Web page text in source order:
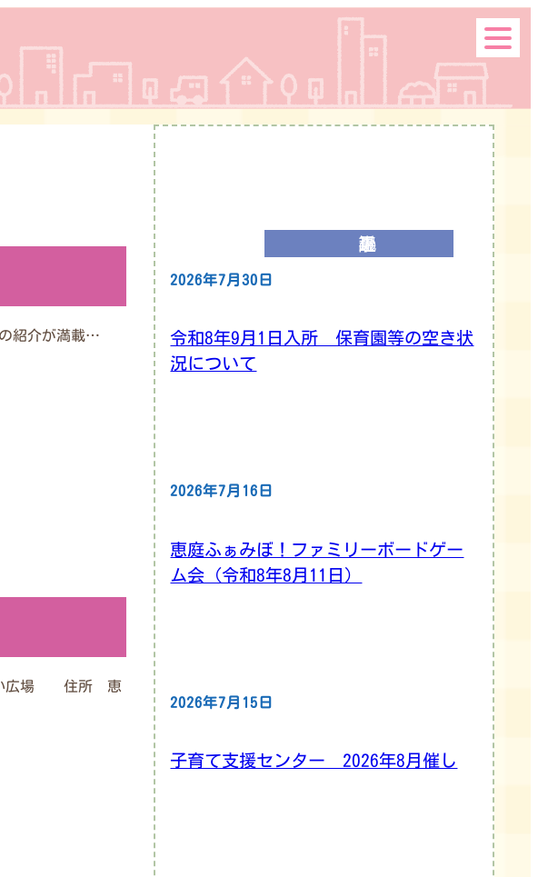
紹介が満載…
い広場 住所 恵
最近の記事
2026年7月30日
令和8年9月1日入所 保育園等の空き状
況について
2026年7月16日
恵庭ふぁみぼ！ファミリーボードゲー
ム会（令和8年8月11日）
2026年7月15日
子育て支援センター 2026年8月催し